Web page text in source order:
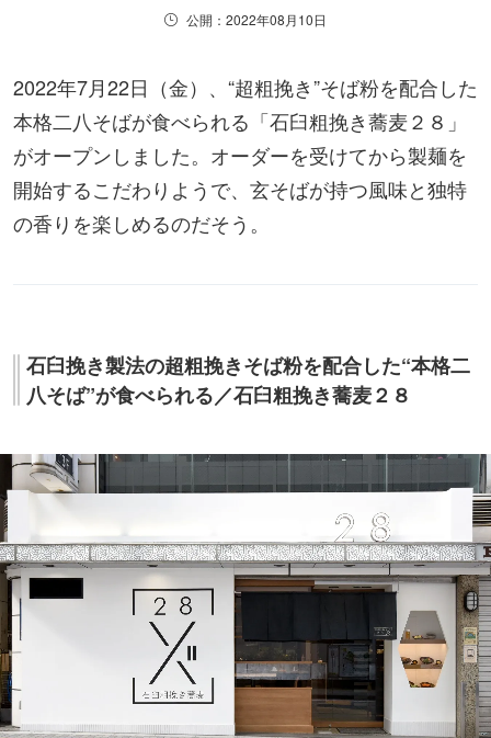
公開：2022年08月10日
2022年7月22日（金）、“超粗挽き”そば粉を配合した
本格二八そばが食べられる「石臼粗挽き蕎麦２８」
がオープンしました。オーダーを受けてから製麺を
開始するこだわりようで、玄そばが持つ風味と独特
の香りを楽しめるのだそう。
石臼挽き製法の超粗挽きそば粉を配合した“本格二
八そば”が食べられる／石臼粗挽き蕎麦２８